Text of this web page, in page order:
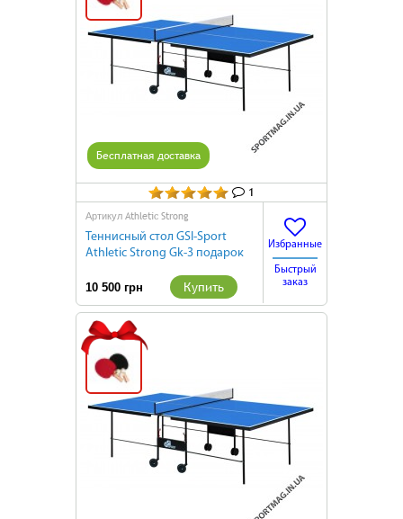
1
Бесплатная доставка
Артикул Athletic Strong
Теннисный стол GSI-Sport
Athletic Strong Gk-3 подарок
10 500 грн Купить
Избранные
Быстрый
заказ